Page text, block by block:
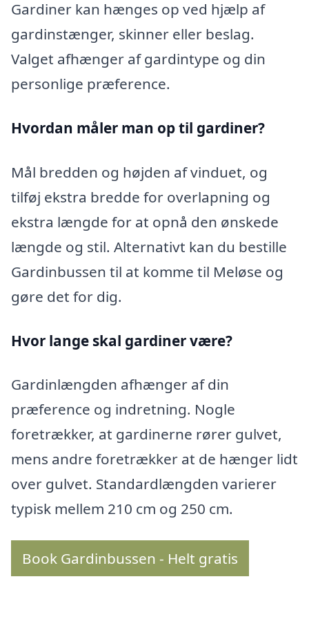
Gardiner kan hænges op ved hjælp af
gardinstænger, skinner eller beslag.
Valget afhænger af gardintype og din
personlige præference.
Hvordan måler man op til gardiner?
Mål bredden og højden af vinduet, og
tilføj ekstra bredde for overlapning og
ekstra længde for at opnå den ønskede
længde og stil. Alternativt kan du bestille
Gardinbussen til at komme til Meløse og
gøre det for dig.
Hvor lange skal gardiner være?
Gardinlængden afhænger af din
præference og indretning. Nogle
foretrækker, at gardinerne rører gulvet,
mens andre foretrækker at de hænger lidt
over gulvet. Standardlængden varierer
typisk mellem 210 cm og 250 cm.
Book Gardinbussen - Helt gratis